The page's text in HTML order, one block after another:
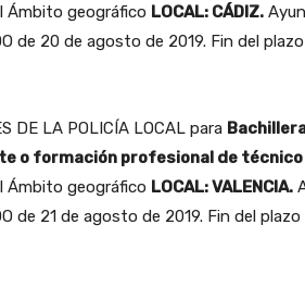
Ámbito geográfico LOCAL: CÁDIZ.
de 20 de agosto de 2019. Fin del
DE LA POLICÍA LOCAL para
o formación profesional de
Ámbito geográfico LOCAL: VALENCIA.
de 21 de agosto de 2019. Fin del